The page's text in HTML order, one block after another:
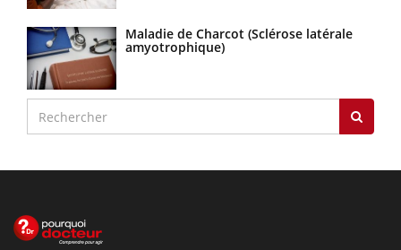
Maladie de Charcot (Sclérose latérale
amyotrophique)